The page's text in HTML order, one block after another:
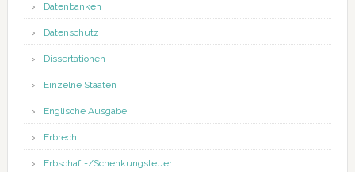
Datenbanken
Datenschutz
Dissertationen
Einzelne Staaten
Englische Ausgabe
Erbrecht
Erbschaft-/Schenkungsteuer